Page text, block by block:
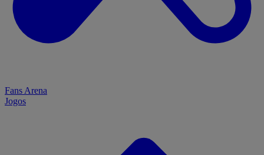
Fans Arena
Jogos